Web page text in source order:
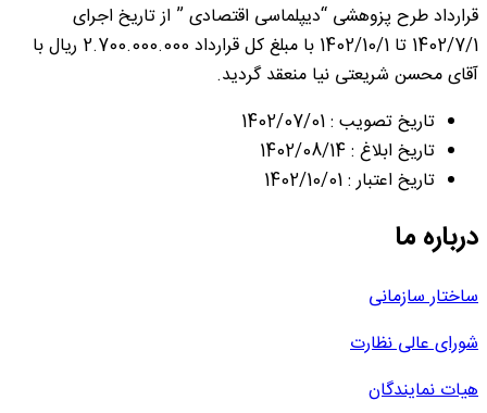
قرارداد طرح پزوهشی “دیپلماسی اقتصادی ” از تاریخ اجرای
1402/7/1 تا 1402/10/1 با مبلغ کل قرارداد 2.700.000.000 ریال با
آقای محسن شریعتی نیا منعقد گردید.
تاریخ تصویب : 1402/07/01
تاریخ ابلاغ : 1402/08/14
تاریخ اعتبار : 1402/10/01
درباره ما
ساختار سازمانی
شورای عالی نظارت
هیات نمایندگان